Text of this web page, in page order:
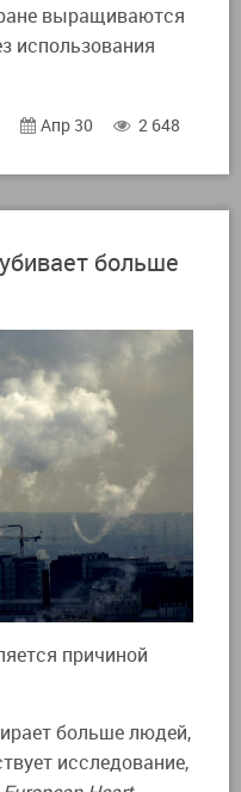
выращиваются
использования
Апр 30 2 648
больше
причиной
больше людей,
исследование,